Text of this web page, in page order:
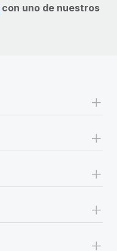
con uno de nuestros
+
+
+
+
+